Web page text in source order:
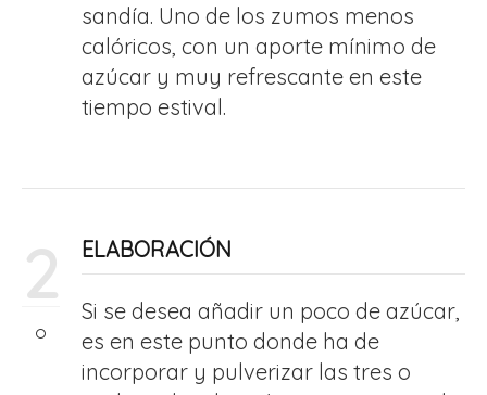
sandía. Uno de los zumos menos
calóricos, con un aporte mínimo de
azúcar y muy refrescante en este
tiempo estival.
2 ELABORACIÓN
Si se desea añadir un poco de azúcar,
es en este punto donde ha de
incorporar y pulverizar las tres o